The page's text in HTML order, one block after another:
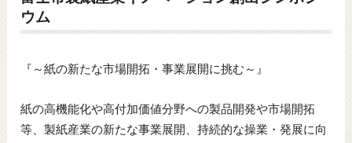
ウム
『～紙の新たな市場開拓・事業展開に挑む～』
紙の高機能化や高付加価値分野への製品開発や市場開拓
等、製紙産業の新たな事業展開、持続的な操業・発展に向